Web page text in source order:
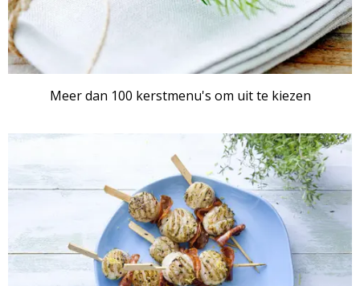
Meer dan 100 kerstmenu's om uit te kiezen